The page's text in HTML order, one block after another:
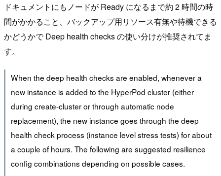
ドキュメントにもノードが Ready になるまで約 2 時間の時
間がかかること、バックアップ用リソース有無や待機できる
かどうかで Deep health checks の使い分けが推奨されてま
す。
When the deep health checks are enabled, whenever a
new instance is added to the HyperPod cluster (either
during create-cluster or through automatic node
replacement), the new instance goes through the deep
health check process (instance level stress tests) for about
a couple of hours. The following are suggested resilience
config combinations depending on possible cases.